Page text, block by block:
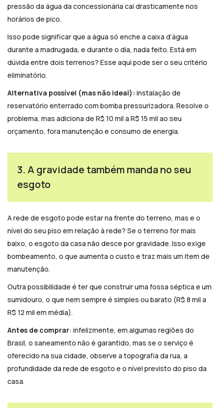
pressão da água da concessionária cai drasticamente nos
horários de pico.
Isso pode significar que a água só enche a caixa d’água
durante a madrugada, e durante o dia, nada feito. Está em
dúvida entre dois terrenos? Esse aqui pode ser o seu critério
eliminatório.
Alternativa possível (mas não ideal): instalação de
reservatório enterrado com bomba pressurizadora. Resolve o
problema, mas adiciona de R$ 10 mil a R$ 15 mil ao seu
orçamento, fora manutenção e consumo de energia.
3. A gravidade também manda no seu
esgoto
A rede de esgoto pode estar na frente do terreno, mas e o
nível do seu piso em relação à rede? Se o terreno for mais
baixo, o esgoto da casa não desce por gravidade. Isso exige
bombeamento, o que aumenta o custo e traz mais um item de
manutenção.
Outra possibilidade é ter que construir uma fossa séptica e um
sumidouro, o que nem sempre é simples ou barato (R$ 8 mil a
R$ 12 mil em média).
Antes de comprar: infelizmente, em algumas regiões do
Brasil, o saneamento não é garantido, mas se o serviço é
oferecido na sua cidade, observe a topografia da rua, a
profundidade da rede de esgoto e o nível previsto do piso da
casa.